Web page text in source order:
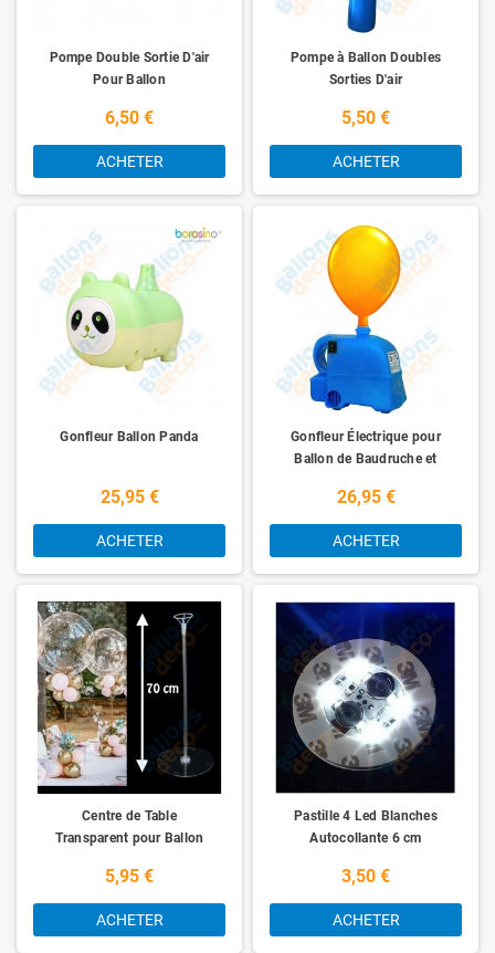
Pompe Double Sortie D'air
Pour Ballon
6,50 €
ACHETER
Pompe à Ballon Doubles
Sorties D'air
5,50 €
ACHETER
Gonfleur Ballon Panda
25,95 €
ACHETER
Gonfleur Électrique pour
Ballon de Baudruche et
26,95 €
ACHETER
Centre de Table
Transparent pour Ballon
5,95 €
ACHETER
Pastille 4 Led Blanches
Autocollante 6 cm
3,50 €
ACHETER